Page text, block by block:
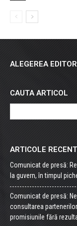
ALEGEREA
CAUTA ARTICOL
ARTICOLE
Comunicat de presă:
la guvern, în timpul
Comunicat de presă:
consultarea
promisiunile fără